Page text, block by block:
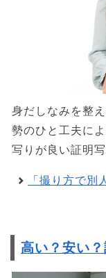
身だしなみを整
勢のひと工夫に
写りが良い証明
「撮り方で別
高い？安い